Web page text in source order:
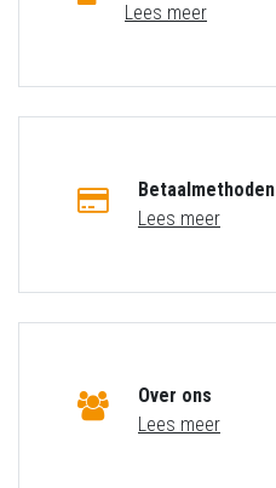
Lees meer
Betaalmethoden
Lees meer
Over ons
Lees meer